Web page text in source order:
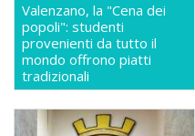
Valenzano, la "Cena dei
popoli": studenti
provenienti da tutto il
mondo offrono piatti
tradizionali